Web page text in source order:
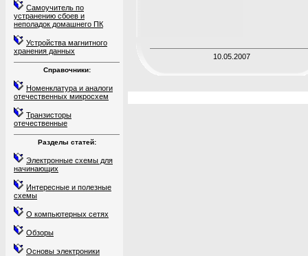
Самоучитель по
устранению сбоев и
неполадок домашнего ПК
Устройства магнитного
хранения данных
Справочники:
Номенклатура и аналоги
отечественных микросхем
Транзисторы
отечественные
Разделы статей:
Электронные схемы для
начинающих
Интересные и полезные
схемы
О компьютерных сетях
Обзоры
Основы электроники
10.05.2007